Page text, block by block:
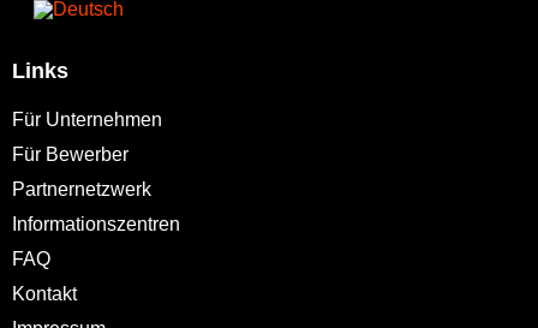
Links
Für Unternehmen
Für Bewerber
Partnernetzwerk
Informationszentren
FAQ
Kontakt